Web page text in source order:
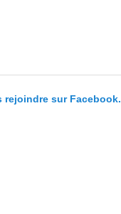
rejoindre sur Facebook.